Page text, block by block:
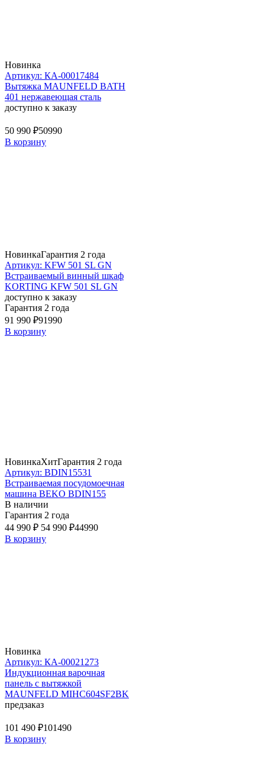
Новинка
Артикул: КА-00017484
Вытяжка MAUNFELD BATH
401 нержавеющая сталь
доступно к заказу
50 990 ₽50990
В корзину
НовинкаГарантия 2 года
Артикул: KFW 501 SL GN
Встраиваемый винный шкаф
KORTING KFW 501 SL GN
доступно к заказу
Гарантия 2 года
91 990 ₽91990
В корзину
НовинкаХитГарантия 2 года
Артикул: BDIN15531
Встраиваемая посудомоечная
машина BEKO BDIN155
В наличии
Гарантия 2 года
44 990 ₽ 54 990 ₽44990
В корзину
Новинка
Артикул: КА-00021273
Индукционная варочная
панель с вытяжкой
MAUNFELD MIHC604SF2BK
предзаказ
101 490 ₽101490
В корзину